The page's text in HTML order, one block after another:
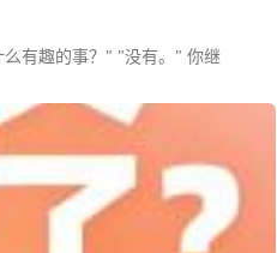
有趣的事？" "没有。" 你继